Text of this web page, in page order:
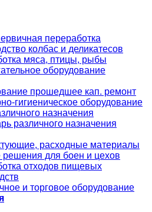
переработка
колбас и деликатесов
мяса, птицы, рыбы
оборудование
прошедшее кап. ремонт
гигиеническое оборудование
назначения
различного назначения
расходные материалы
решения для боен и цехов
отходов пищевых
и торговое оборудование